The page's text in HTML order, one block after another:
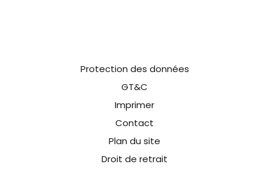
Protection des données
GT&C
Imprimer
Contact
Plan du site
Droit de retrait